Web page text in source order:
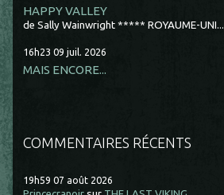
HAPPY VALLEY
de Sally Wainwright ***** ROYAUME-UNI...
16h23 09 juil. 2026
MAIS ENCORE...
COMMENTAIRES RÉCENTS
19h59 07 août 2026